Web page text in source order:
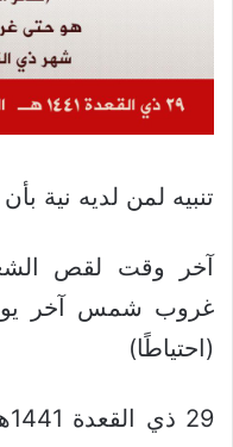
تنبيه لمن لديه نية
آخر وقت لقص
غروب شمس آخر
(احتياطًا)